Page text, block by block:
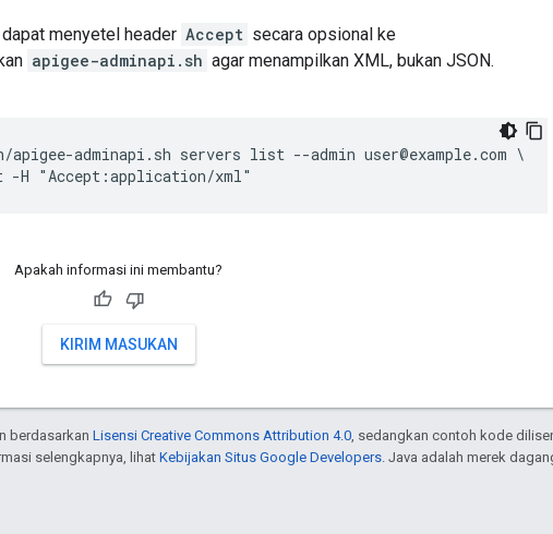
menyetel header Accept secara opsional ke
apigee-adminapi.sh agar menampilkan XML, bukan JSON.
adminapi.sh servers list --admin user@example.com \
-H "Accept:application/xml"
Apakah informasi ini membantu?
KIRIM MASUKAN
berdasarkan Lisensi Creative Commons Attribution 4.0, sedangkan contoh kode
selengkapnya, lihat Kebijakan Situs Google Developers. Java adalah merek